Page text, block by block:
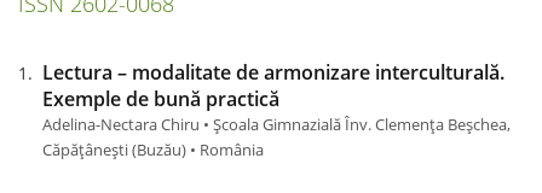
Lectura – modalitate de armonizare interculturală.
Exemple de bună practică
Adelina-Nectara Chiru • Școala Gimnazială Înv. Clemența Beșchea,
Căpăţâneşti (Buzău) • România